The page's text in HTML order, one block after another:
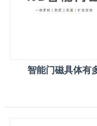
智能门磁具体有